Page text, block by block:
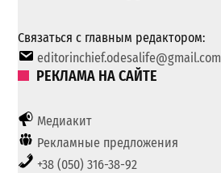
Связаться с главным редактором:
editorinchief.odesalife@gmail.com
РЕКЛАМА НА САЙТЕ
Медиакит
Рекламные предложения
+38 (050) 316-38-92